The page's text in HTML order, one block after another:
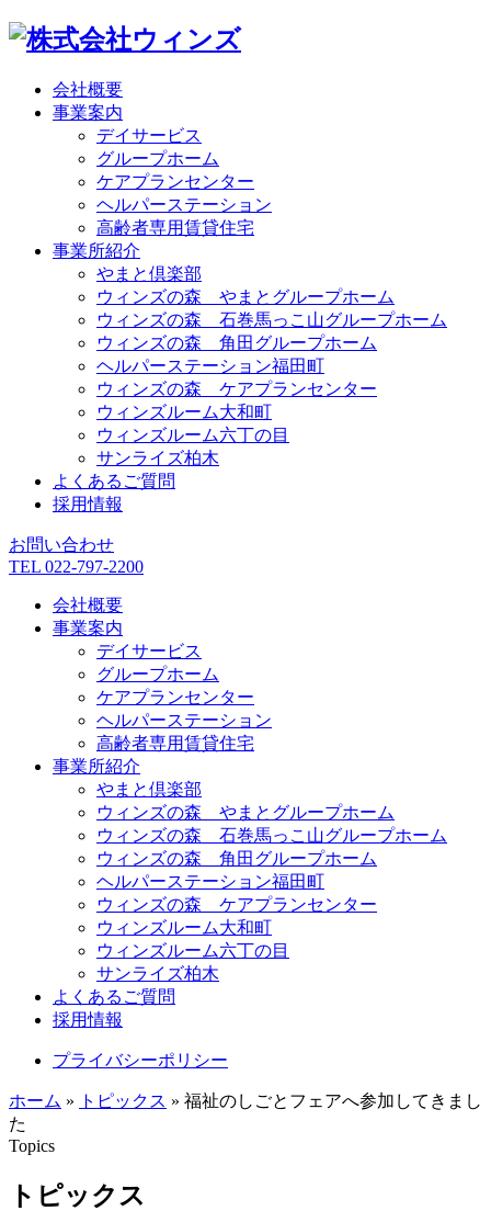
会社概要
事業案内
デイサービス
グループホーム
ケアプランセンター
ヘルパーステーション
高齢者専用賃貸住宅
事業所紹介
やまと倶楽部
ウィンズの森 やまとグループホーム
ウィンズの森 石巻馬っこ山グループホーム
ウィンズの森 角田グループホーム
ヘルパーステーション福田町
ウィンズの森 ケアプランセンター
ウィンズルーム大和町
ウィンズルーム六丁の目
サンライズ柏木
よくあるご質問
採用情報
お問い合わせ
TEL 022-797-2200
会社概要
事業案内
デイサービス
グループホーム
ケアプランセンター
ヘルパーステーション
高齢者専用賃貸住宅
事業所紹介
やまと倶楽部
ウィンズの森 やまとグループホーム
ウィンズの森 石巻馬っこ山グループホーム
ウィンズの森 角田グループホーム
ヘルパーステーション福田町
ウィンズの森 ケアプランセンター
ウィンズルーム大和町
ウィンズルーム六丁の目
サンライズ柏木
よくあるご質問
採用情報
プライバシーポリシー
ホーム » トピックス » 福祉のしごとフェアへ参加してきまし
た
Topics
トピックス